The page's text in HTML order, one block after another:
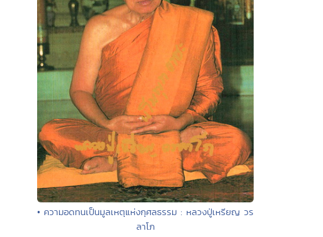
• ความอดทนเป็นมูลเหตุแห่งกุศลธรรม : หลวงปู่เหรียญ วร
ลาโภ